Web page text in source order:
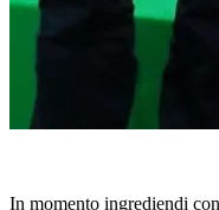
In momento ingrediendi